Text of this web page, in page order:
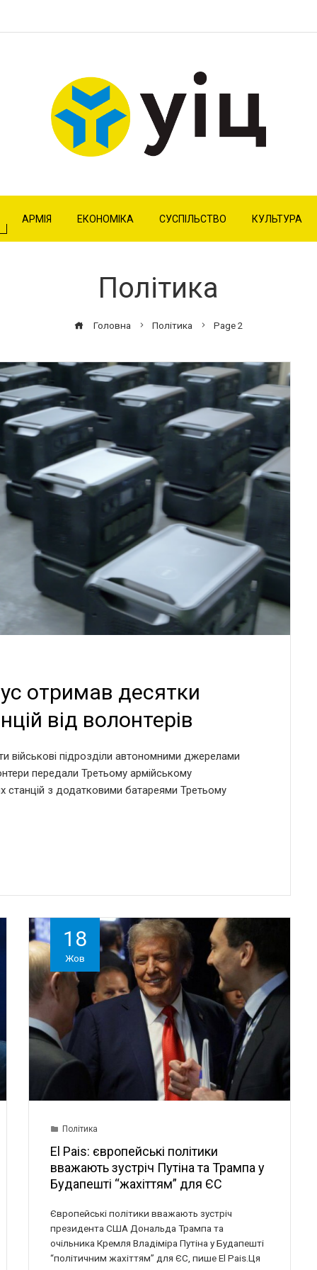
АРМІЯ ЕКОНОМІКА СУСПІЛЬСТВО КУЛЬТУРА
Політика
Головна Політика Page 2
отримав десятки
від волонтерів
військові підрозділи автономними джерелами
передали Третьому армійському
станцій з додатковими батареями Третьому
18
Жов
Політика
El Pais: європейські політики
вважають зустріч Путіна та Трампа у
Будапешті “жахіттям” для ЄС
Європейські політики вважають зустріч
президента США Дональда Трампа та
очільника Кремля Владіміра Путіна у Будапешті
“політичним жахіттям” для ЄС, пише El Pais.Ця